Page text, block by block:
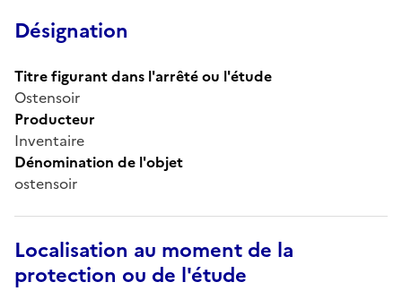
Désignation
Titre figurant dans l'arrêté ou l'étude
Ostensoir
Producteur
Inventaire
Dénomination de l'objet
ostensoir
Localisation au moment de la
protection ou de l'étude